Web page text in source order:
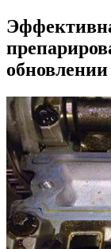
обновлении